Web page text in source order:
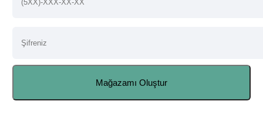
Mağazamı Oluştur